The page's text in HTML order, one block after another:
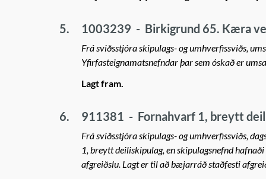
5. 1003239 - Birkigrund 65. Kæra
Frá sviðsstjóra skipulags- og umhverfissviðs,
Yfirfasteignamatsnefndar þar sem óskað er
Lagt fram.
6. 911381 - Fornahvarf 1, breytt
Frá sviðsstjóra skipulags- og umhverfissviðs,
1, breytt deiliskipulag, en skipulagsnefnd
afgreiðslu. Lagt er til að bæjarráð staðfesti